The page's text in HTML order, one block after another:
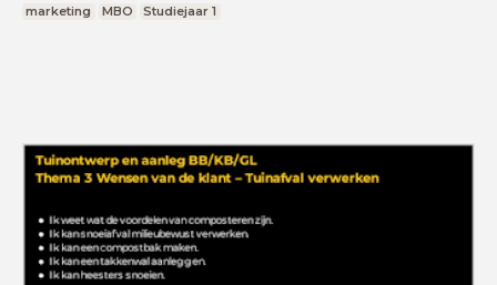
marketing MBO Studiejaar 1